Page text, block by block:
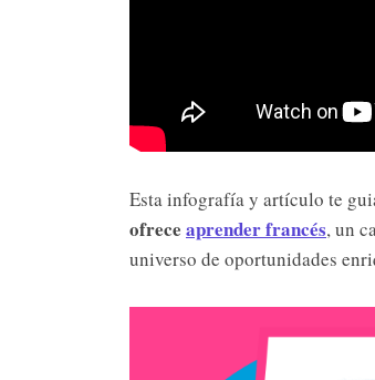
Esta infografía y artículo te
ofrece aprender francés, un
universo de oportunidades